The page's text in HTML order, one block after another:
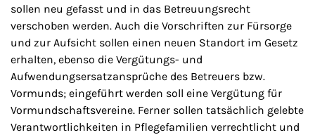
sollen neu gefasst und in das Betreuungsrecht
verschoben werden. Auch die Vorschriften zur Fürsorge
und zur Aufsicht sollen einen neuen Standort im Gesetz
erhalten, ebenso die Vergütungs- und
Aufwendungsersatzansprüche des Betreuers bzw.
Vormunds; eingeführt werden soll eine Vergütung für
Vormundschaftsvereine. Ferner sollen tatsächlich gelebte
Verantwortlichkeiten in Pflegefamilien verrechtlicht und